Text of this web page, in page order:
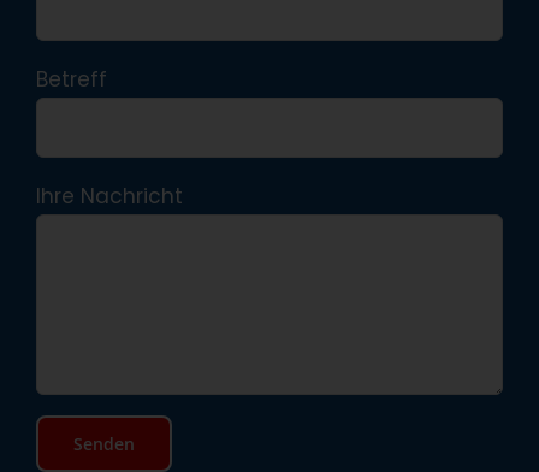
Betreff
Ihre Nachricht